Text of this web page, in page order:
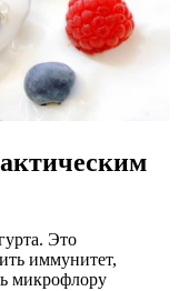
Это
иммунитет,
микрофлору